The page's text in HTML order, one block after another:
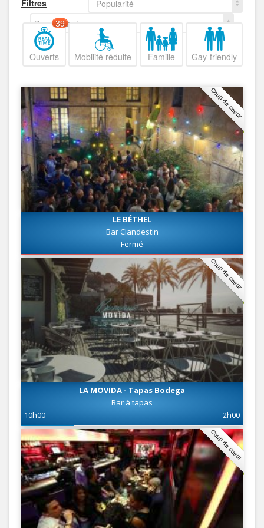
Filtres
Popularité
Decroissant
Ouverts
39
Mobilité réduite Famille Gay-friendly
Coup de coeur
LE BÉTHEL
Bar Clandestin
Fermé
Coup de coeur
LA MOVIDA - Tapas Bodega
Bar à tapas
10h00
2h00
Coup de coeur